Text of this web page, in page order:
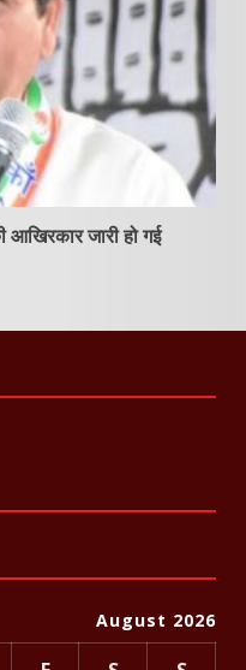
आखिरकार जारी हो गई
August 2026